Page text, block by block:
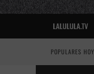
POPULARES HOY